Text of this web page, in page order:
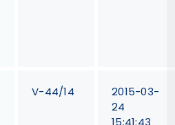
V-44/14
2015-03-
24
15:41:43